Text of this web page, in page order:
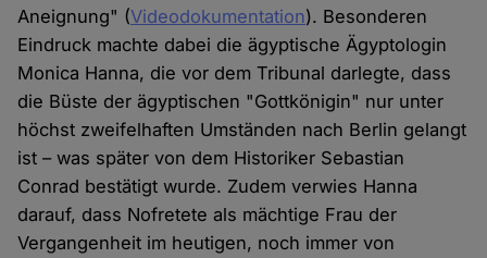
Aneignung" (Videodokumentation). Besonderen
Eindruck machte dabei die ägyptische Ägyptologin
Monica Hanna, die vor dem Tribunal darlegte, dass
die Büste der ägyptischen "Gottkönigin" nur unter
höchst zweifelhaften Umständen nach Berlin gelangt
ist – was später von dem Historiker Sebastian
Conrad bestätigt wurde. Zudem verwies Hanna
darauf, dass Nofretete als mächtige Frau der
Vergangenheit im heutigen, noch immer von